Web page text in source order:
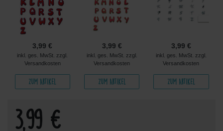
3,99 €
inkl. ges. MwSt. zzgl.
Versandkosten
Zum Artikel
3,99 €
inkl. ges. MwSt. zzgl.
Versandkosten
Zum Artikel
3,99 €
inkl. ges. MwSt. zzgl.
Versandkosten
Zum Artikel
3,99 €